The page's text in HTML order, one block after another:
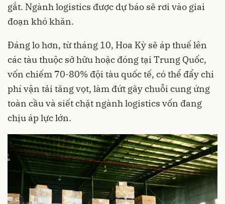
gắt. Ngành logistics được dự báo sẽ rơi vào giai
đoạn khó khăn.
Đáng lo hơn, từ tháng 10, Hoa Kỳ sẽ áp thuế lên
các tàu thuộc sở hữu hoặc đóng tại Trung Quốc,
vốn chiếm 70-80% đội tàu quốc tế, có thể đẩy chi
phí vận tải tăng vọt, làm đứt gãy chuỗi cung ứng
toàn cầu và siết chặt ngành logistics vốn đang
chịu áp lực lớn.